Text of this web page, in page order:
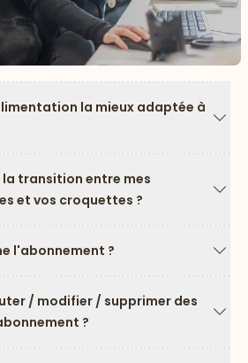
la mieux adaptée à
transition entre mes
et vos croquettes ?
l'abonnement ?
/ modifier / supprimer des
?